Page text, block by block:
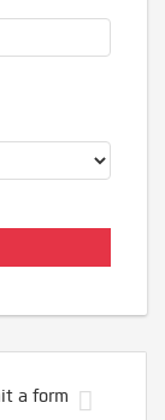
a form